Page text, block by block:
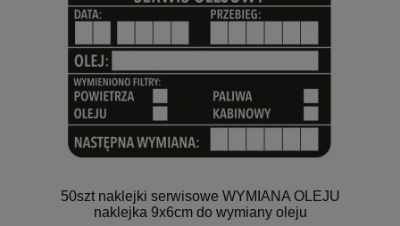
50szt naklejki serwisowe WYMIANA OLEJU
naklejka 9x6cm do wymiany oleju